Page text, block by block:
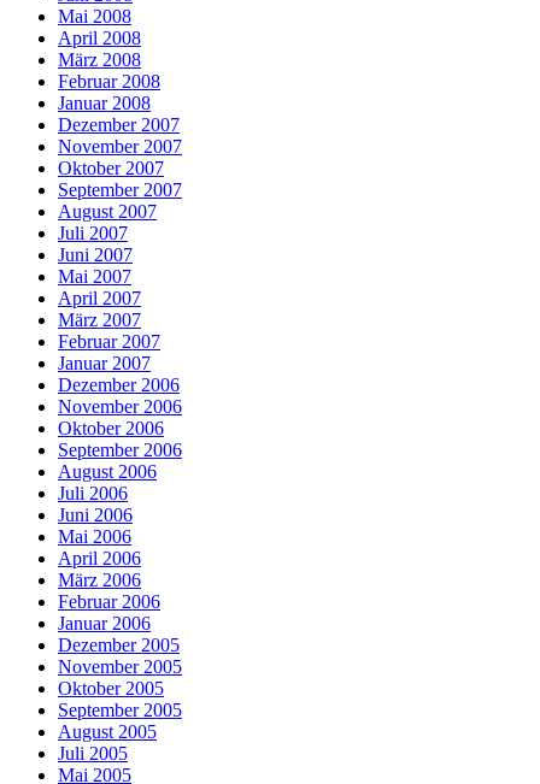
Mai 2008
April 2008
März 2008
Februar 2008
Januar 2008
Dezember 2007
November 2007
Oktober 2007
September 2007
August 2007
Juli 2007
Juni 2007
Mai 2007
April 2007
März 2007
Februar 2007
Januar 2007
Dezember 2006
November 2006
Oktober 2006
September 2006
August 2006
Juli 2006
Juni 2006
Mai 2006
April 2006
März 2006
Februar 2006
Januar 2006
Dezember 2005
November 2005
Oktober 2005
September 2005
August 2005
Juli 2005
Mai 2005